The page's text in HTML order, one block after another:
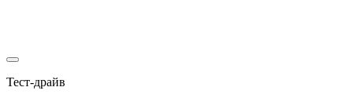
Тест-драйв